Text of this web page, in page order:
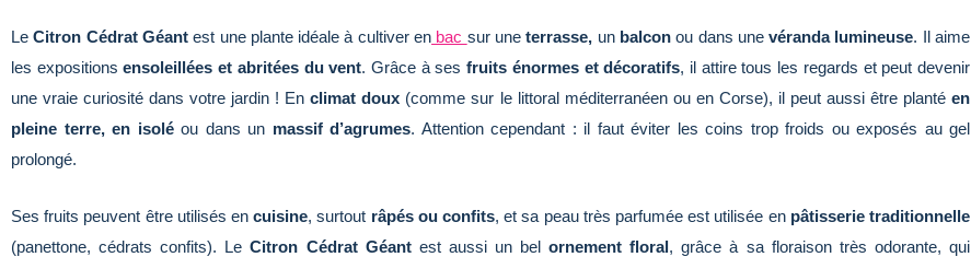
LeCitron Cédrat Géantest une plante idéale à cultiver en bac sur uneterrasse, un balconou dans unevéranda lumineuse. Il aime
les expositionsensoleillées et abritées du vent. Grâce à sesfruits énormes et décoratifs, il attire tous les regards et peut devenir
une vraie curiosité dans votre jardin ! Enclimat doux (comme sur le littoral méditerranéen ou en Corse), il peut aussi être plantéen
pleine terre, en isoléou dans un massif d’agrumes. Attention cependant : il faut éviter les coins trop froids ou exposés au gel
prolongé.
Ses fruits peuvent être utilisés encuisine, surtout râpés ou confits, et sa peau très parfumée est utilisée en pâtisserie traditionnelle
(panettone, cédrats confits). LeCitron Cédrat Géantest aussi un belornement floral, grâce à sa floraison très odorante, qui